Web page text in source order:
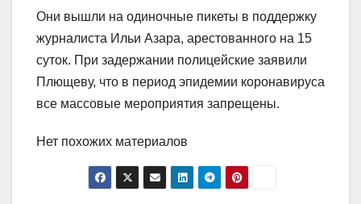
Они вышли на одиночные пикеты в поддержку
журналиста Ильи Азара, арестованного на 15
суток. При задержании полицейские заявили
Плющеву, что в период эпидемии коронавируса
все массовые мероприятия запрещены.
Нет похожих материалов